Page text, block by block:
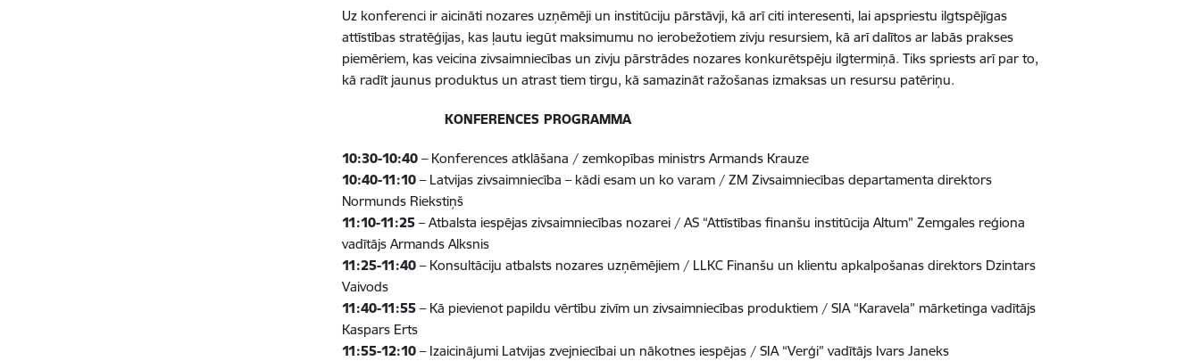
Uz konferenci ir aicināti nozares uzņēmēji un institūciju pārstāvji, kā arī citi interesenti, lai apspriestu ilgtspējīgas
attīstības stratēģijas, kas ļautu iegūt maksimumu no ierobežotiem zivju resursiem, kā arī dalītos ar labās prakses
piemēriem, kas veicina zivsaimniecības un zivju pārstrādes nozares konkurētspēju ilgtermiņā. Tiks spriests arī par to,
kā radīt jaunus produktus un atrast tiem tirgu, kā samazināt ražošanas izmaksas un resursu patēriņu.
KONFERENCES PROGRAMMA
10:30-10:40 – Konferences atklāšana / zemkopības ministrs Armands Krauze
10:40-11:10 – Latvijas zivsaimniecība – kādi esam un ko varam / ZM Zivsaimniecības departamenta direktors
Normunds Riekstiņš
11:10-11:25 – Atbalsta iespējas zivsaimniecības nozarei / AS “Attīstības finanšu institūcija Altum” Zemgales reģiona
vadītājs Armands Alksnis
11:25-11:40 – Konsultāciju atbalsts nozares uzņēmējiem / LLKC Finanšu un klientu apkalpošanas direktors Dzintars
Vaivods
11:40-11:55 – Kā pievienot papildu vērtību zivīm un zivsaimniecības produktiem / SIA “Karavela” mārketinga vadītājs
Kaspars Erts
11:55-12:10 – Izaicinājumi Latvijas zvejniecībai un nākotnes iespējas / SIA “Verģi” vadītājs Ivars Janeks